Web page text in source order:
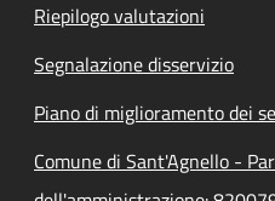
Riepilogo valutazioni
Segnalazione disservizio
Piano di miglioramento dei
Comune di Sant'Agnello -